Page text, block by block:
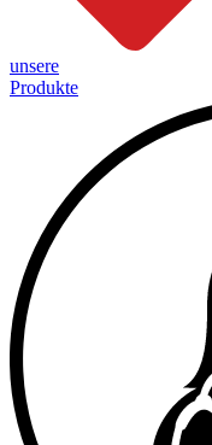
unsere
Produkte